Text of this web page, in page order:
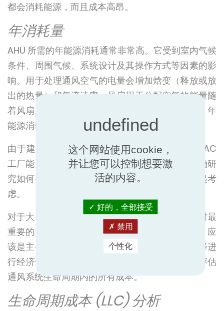
都会消耗能源，而且成本高昂。
年消耗量
AHU 所需的年能源消耗通常非常高。它受到室内气候
条件、周围气候、系统设计及其操作方式等因素的影
响。用于处理通风空气的电量会增加焓变（释放或放
出的热量）和气流速率。风扇用于分配空气的能量随
着风扇及其驱动系统的气流、压力和效率而增加。年
能源消耗总量是由这些过程的总和得出的。
由于建筑能源占欧洲能源使用量的 40%，而 HVAC
工厂能源是其中最大的组成部分，因此有必要正确研
究如何有效运行通风系统，并将其与装置成本一起考
虑。
对于大多数公司来说，财务方面通常是考虑选择时最
重要的因素。能够看到整体，而不是专注于细节，应
该是主要关注点。这需要对系统、技术和设备选择进
行经济分析，并通过生命周期成本 (LLC) 分析来评估
通风系统生命周期内的所有成本。
生命周期成本 (LLC) 分析
这个网站使用cookie，
并让您可以控制想要激
活的内容。
好的，全部接受
禁用
个性化